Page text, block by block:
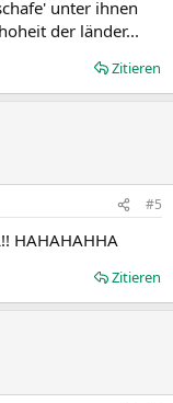
unter ihnen
der länder...
Zitieren
#5
HAHAHAHHA
Zitieren